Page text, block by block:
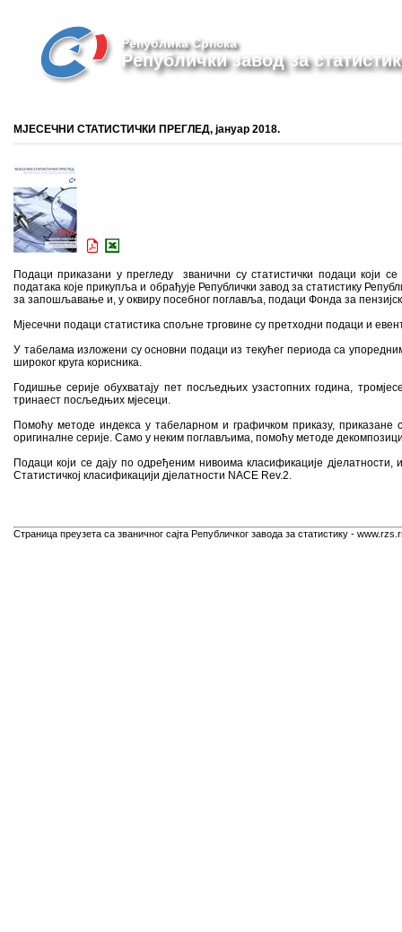
Република Српска
Републички завод за
МЈЕСЕЧНИ СТАТИСТИЧКИ ПРЕГЛЕД, јануар 2018.
Подаци приказани у прегледу званични су статистички подаци који
података које прикупља и обрађује Републички завод за статистику
за запошљавање и, у оквиру посебног поглавља, подаци Фонда за
Мјесечни подаци статистика спољне трговине су претходни подаци и
У табелама изложени су основни подаци из текућег периода са
широког круга корисника.
Годишње серије обухватају пет посљедњих узастопних година,
тринаест посљедњих мјесеци.
Помоћу методе индекса у табеларном и графичком приказу,
оригиналне серије. Само у неким поглављима, помоћу методе
Подаци који се дају по одређеним нивоима класификације
Статистичкој класификацији дјелатности NACE Rev.2.
Страница преузета са званичног сајта Републичког завода за статистику -